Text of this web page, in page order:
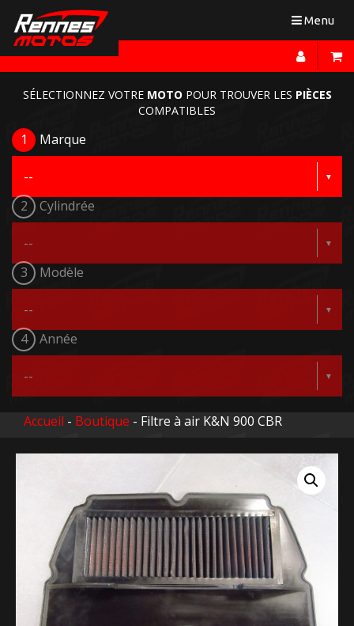
Toggle
Menu
SÉLECTIONNEZ VOTRE MOTO POUR TROUVER LES PIÈCES
COMPATIBLES
1 Marque
2 Cylindrée
3 Modèle
4 Année
Accueil - Boutique - Filtre à air K&N 900 CBR